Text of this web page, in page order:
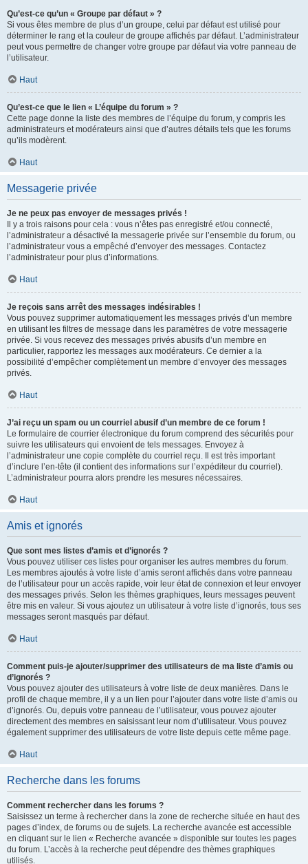
Qu’est-ce qu’un « Groupe par défaut » ?
Si vous êtes membre de plus d’un groupe, celui par défaut est utilisé pour
déterminer le rang et la couleur de groupe affichés par défaut. L’administrateur
peut vous permettre de changer votre groupe par défaut via votre panneau de
l’utilisateur.
Haut
Qu’est-ce que le lien « L’équipe du forum » ?
Cette page donne la liste des membres de l’équipe du forum, y compris les
administrateurs et modérateurs ainsi que d’autres détails tels que les forums
qu’ils modèrent.
Haut
Messagerie privée
Je ne peux pas envoyer de messages privés !
Il y a trois raisons pour cela : vous n’êtes pas enregistré et/ou connecté,
l’administrateur a désactivé la messagerie privée sur l’ensemble du forum, ou
l’administrateur vous a empêché d’envoyer des messages. Contactez
l’administrateur pour plus d’informations.
Haut
Je reçois sans arrêt des messages indésirables !
Vous pouvez supprimer automatiquement les messages privés d’un membre
en utilisant les filtres de message dans les paramètres de votre messagerie
privée. Si vous recevez des messages privés abusifs d’un membre en
particulier, rapportez les messages aux modérateurs. Ce dernier a la
possibilité d’empêcher complètement un membre d’envoyer des messages
privés.
Haut
J’ai reçu un spam ou un courriel abusif d’un membre de ce forum !
Le formulaire de courrier électronique du forum comprend des sécurités pour
suivre les utilisateurs qui envoient de tels messages. Envoyez à
l’administrateur une copie complète du courriel reçu. Il est très important
d’inclure l’en-tête (il contient des informations sur l’expéditeur du courriel).
L’administrateur pourra alors prendre les mesures nécessaires.
Haut
Amis et ignorés
Que sont mes listes d’amis et d’ignorés ?
Vous pouvez utiliser ces listes pour organiser les autres membres du forum.
Les membres ajoutés à votre liste d’amis seront affichés dans votre panneau
de l’utilisateur pour un accès rapide, voir leur état de connexion et leur envoyer
des messages privés. Selon les thèmes graphiques, leurs messages peuvent
être mis en valeur. Si vous ajoutez un utilisateur à votre liste d’ignorés, tous ses
messages seront masqués par défaut.
Haut
Comment puis-je ajouter/supprimer des utilisateurs de ma liste d’amis ou
d’ignorés ?
Vous pouvez ajouter des utilisateurs à votre liste de deux manières. Dans le
profil de chaque membre, il y a un lien pour l’ajouter dans votre liste d’amis ou
d’ignorés. Ou, depuis votre panneau de l’utilisateur, vous pouvez ajouter
directement des membres en saisissant leur nom d’utilisateur. Vous pouvez
également supprimer des utilisateurs de votre liste depuis cette même page.
Haut
Recherche dans les forums
Comment rechercher dans les forums ?
Saisissez un terme à rechercher dans la zone de recherche située en haut des
pages d’index, de forums ou de sujets. La recherche avancée est accessible
en cliquant sur le lien « Recherche avancée » disponible sur toutes les pages
du forum. L’accès à la recherche peut dépendre des thèmes graphiques
utilisés.